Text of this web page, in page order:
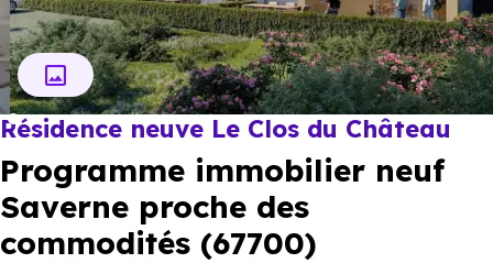
Actualités
Ressources
Financer
Résidence neuve Le Clos du Château
Programme immobilier neuf
Saverne proche des
commodités (67700)